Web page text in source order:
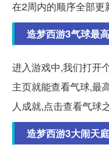
在2周内的顺序全部更
造梦西游3气球最
进入游戏中,我们打开
主页就能查看气球,最
人成就,点击查看气球
造梦西游3大闹天